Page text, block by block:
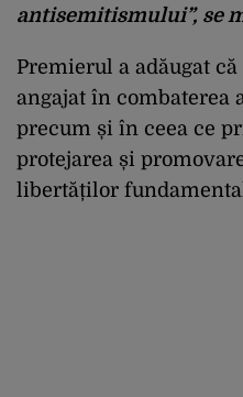
antisemitismului”, se
Premierul a adăugat
angajat în combaterea
precum și în ceea ce
protejarea și
libertăților